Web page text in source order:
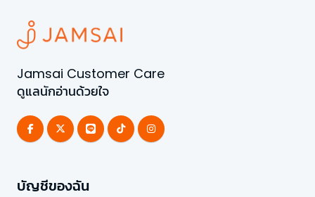
Jamsai Customer Care
ดูแลนักอ่านด้วยใจ
บัญชีของฉัน